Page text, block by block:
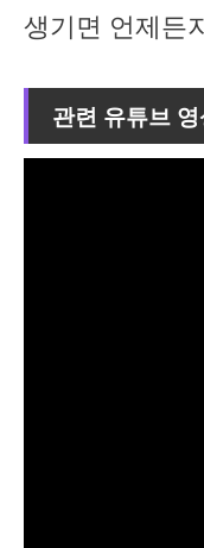
생기면 언제든
관련 유튜브